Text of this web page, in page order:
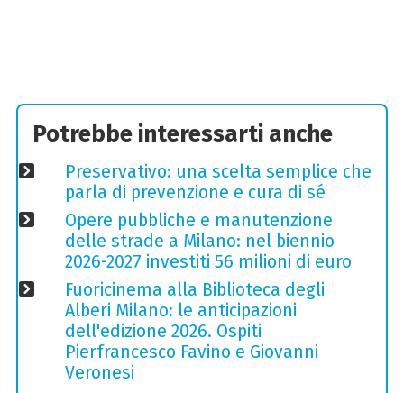
Potrebbe interessarti anche
Preservativo: una scelta semplice che
parla di prevenzione e cura di sé
Opere pubbliche e manutenzione
delle strade a Milano: nel biennio
2026-2027 investiti 56 milioni di euro
Fuoricinema alla Biblioteca degli
Alberi Milano: le anticipazioni
dell'edizione 2026. Ospiti
Pierfrancesco Favino e Giovanni
Veronesi